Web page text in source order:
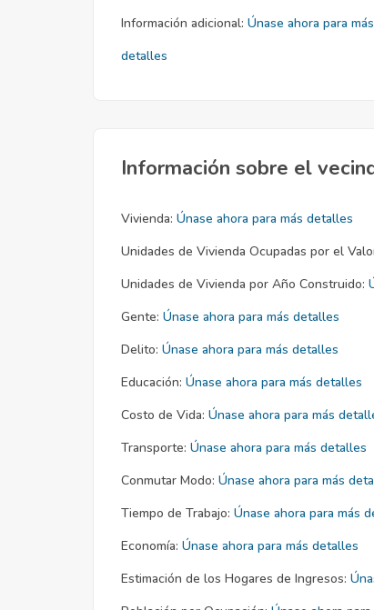
Información adicional: Únase ahora para más
detalles
Información sobre el
Vivienda: Únase ahora para más detalles
Unidades de Vivienda Ocupadas por el
Unidades de Vivienda por Año Construido:
Gente: Únase ahora para más detalles
Delito: Únase ahora para más detalles
Educación: Únase ahora para más detalles
Costo de Vida: Únase ahora para más
Transporte: Únase ahora para más detalles
Conmutar Modo: Únase ahora para más
Tiempo de Trabajo: Únase ahora para más
Economía: Únase ahora para más detalles
Estimación de los Hogares de Ingresos: